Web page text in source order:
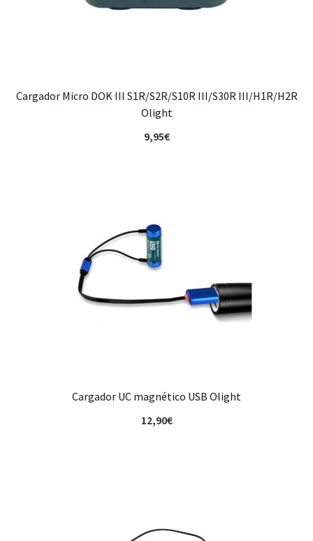
Cargador Micro DOK III S1R/S2R/S10R III/S30R III/H1R/H2R
Olight
9,95€
Cargador UC magnético USB Olight
12,90€